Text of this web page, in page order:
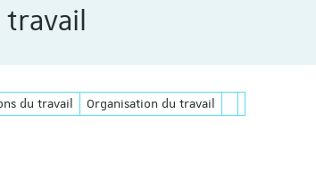
travail
du travail Organisation du travail